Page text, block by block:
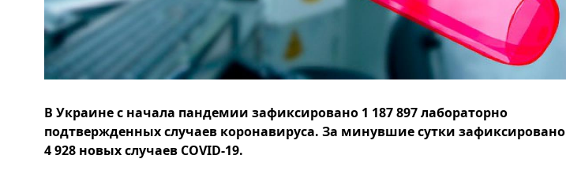
В Украине с начала пандемии зафиксировано 1 187 897 лабораторно
подтвержденных случаев коронавируса. За минувшие сутки зафиксировано
4 928 новых случаев COVID-19.